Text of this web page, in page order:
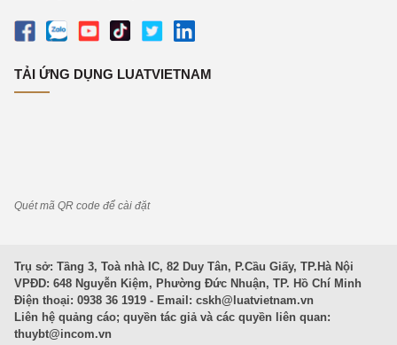
TẢI ỨNG DỤNG LUATVIETNAM
Quét mã QR code để cài đặt
Trụ sở: Tầng 3, Toà nhà IC, 82 Duy Tân, P.Cầu Giấy, TP.Hà Nội
VPĐD: 648 Nguyễn Kiệm, Phường Đức Nhuận, TP. Hồ Chí Minh
Điện thoại: 0938 36 1919 - Email: cskh@luatvietnam.vn
Liên hệ quảng cáo; quyền tác giả và các quyền liên quan:
thuybt@incom.vn